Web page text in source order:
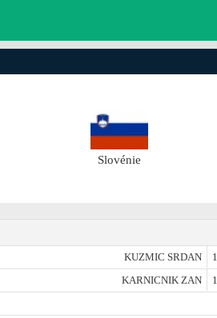
Slovénie
KUZMIC SRDAN
KARNICNIK ZAN